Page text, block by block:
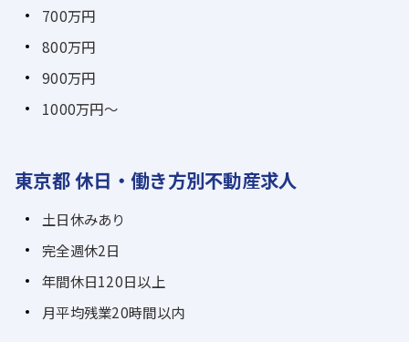
700万円
800万円
900万円
1000万円～
東京都 休日・働き方別不動産求人
土日休みあり
完全週休2日
年間休日120日以上
月平均残業20時間以内